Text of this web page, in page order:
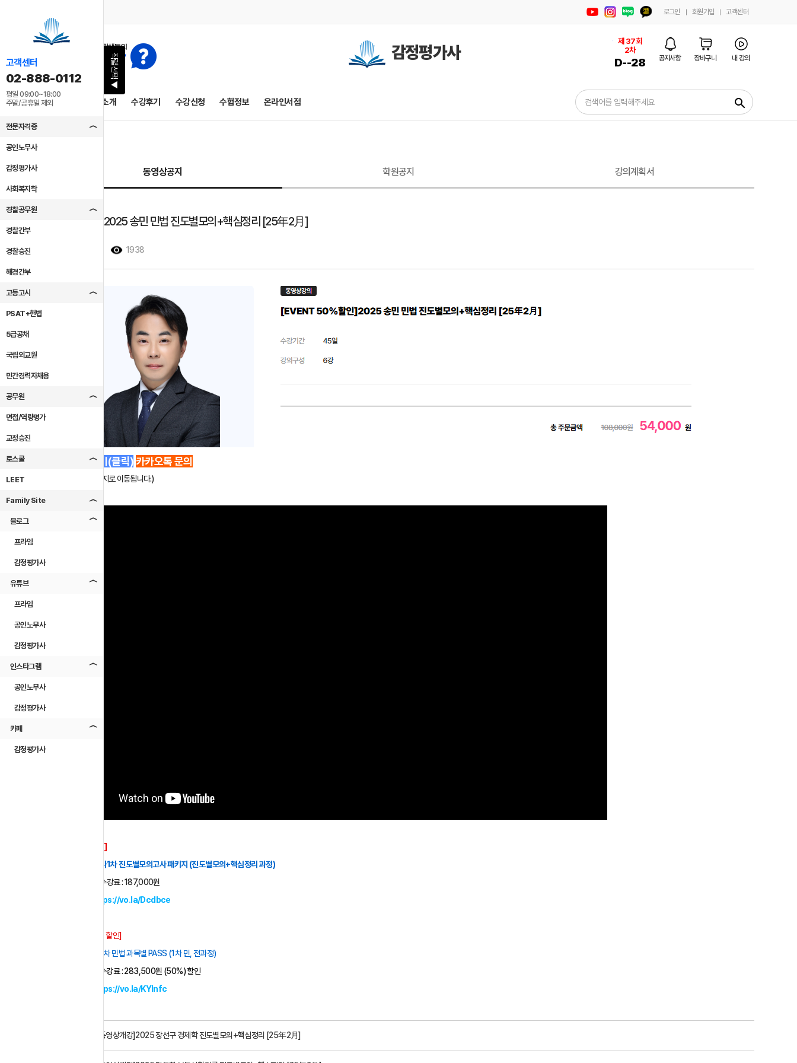
직렬선택
▶
고객센터
02-888-0112
평일 09:00~18:00
주말/공휴일 제외
전문자격증
공인노무사
감정평가사
사회복지학
경찰공무원
경찰간부
경찰승진
해경간부
고등고시
PSAT+헌법
5급공채
국립외교원
민간경력자채용
공무원
면접/역량평가
교정승진
로스쿨
LEET
Family Site
블로그
프라임
감정평가사
유튜브
프라임
공인노무사
감정평가사
인스타그램
공인노무사
감정평가사
카페
감정평가사
로그인 회원가입 고객센터
감정평가사
제 37회
2차
D--28 공지사항 장바구니 내 강의
공지사항 교수소개 수강후기 수강신청 수험정보 온라인서점 search
동영상공지 학원공지 강의계획서
[동영상개강]2025 송민 민법 진도별모의+핵심정리 [25年2月]
1938
수강신청 하기(클릭) 카카오톡 문의
(동영상 신청페이지로 이동됩니다.)
[BIG EVENT]
2025 감정평가사1차 진도별모의고사 패키지 (진도별모의+핵심정리 과정)
→ 수강료 : 187,000원
https://vo.la/Dcdbce
[EVENT 50% 할인]
2025 송민 감평1차 민법 과목별 PASS (1차 민, 전과정)
→ 수강료 : 283,500원 (50%) 할인
https://vo.la/KYInfc
[동영상개강]2025 장선구 경제학 진도별모의+핵심정리 [25年2月]